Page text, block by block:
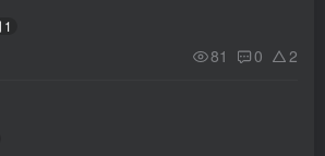
1
81 0 2